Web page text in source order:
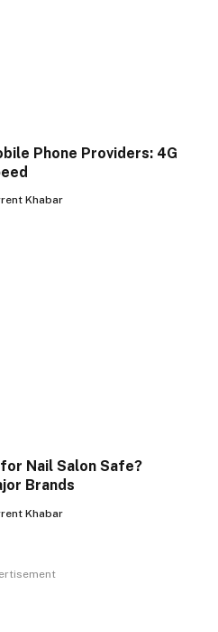
Phone Providers: 4G
Khabar
Nail Salon Safe?
Brands
Khabar